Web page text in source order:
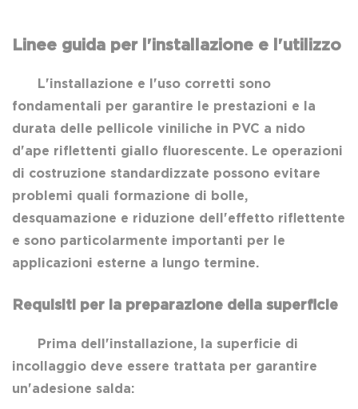
Linee guida per l'installazione e l'utilizzo
L'installazione e l'uso corretti sono
fondamentali per garantire le prestazioni e la
durata delle pellicole viniliche in PVC a nido
d'ape riflettenti giallo fluorescente. Le operazioni
di costruzione standardizzate possono evitare
problemi quali formazione di bolle,
desquamazione e riduzione dell'effetto riflettente
e sono particolarmente importanti per le
applicazioni esterne a lungo termine.
Requisiti per la preparazione della superficie
Prima dell'installazione, la superficie di
incollaggio deve essere trattata per garantire
un'adesione salda: